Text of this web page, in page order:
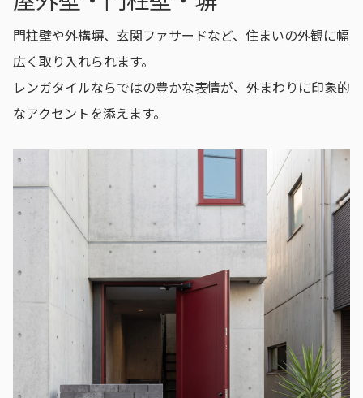
門柱壁や外構塀、玄関ファサードなど、住まいの外観に幅
広く取り入れられます。
レンガタイルならではの豊かな表情が、外まわりに印象的
なアクセントを添えます。